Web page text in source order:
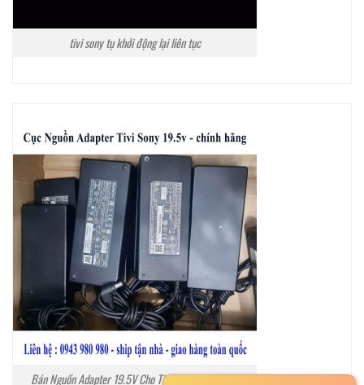
tivi sony tụ khởi động lại liên tục
Bán Nguồn Adapter 19.5V Cho Tivi Sony Tại Hà Nội